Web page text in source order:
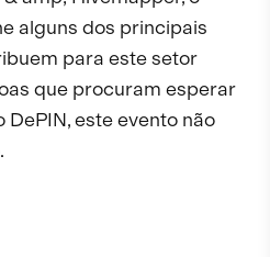
alguns dos principais
para este setor
que procuram esperar
este evento não